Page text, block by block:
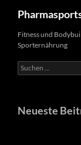
Inhalt
springenFitness und
Sporternährung
Suchen
nach:
Neueste